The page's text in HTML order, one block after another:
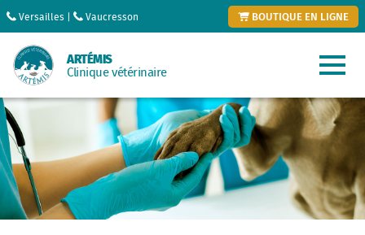
Versailles | Vaucresson BOUTIQUE EN LIGNE
ARTÉMIS
Clinique vétérinaire